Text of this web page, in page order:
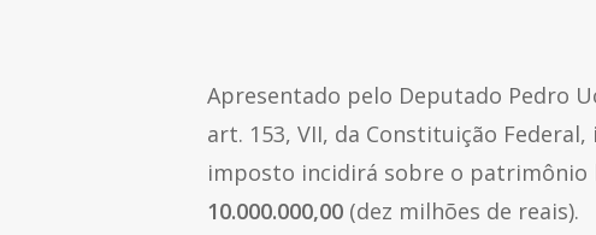
Apresentado pelo Deputado Pedro
art. 153, VII, da Constituição
imposto incidirá sobre o patrimônio
10.000.000,00 (dez milhões de reais).